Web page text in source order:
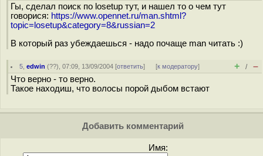
Гы, сделал поиск по losetup тут, и нашел то о чем тут
говорися: https://www.opennet.ru/man.shtml?
topic=losetup&category=8&russian=2
В который раз убеждаешься - надо почаще man читать :)
5 ,edwin (??), 07:09, 13/09/2004 [ответить] [к модератору] + / –
Что верно - то верно.
Такое находиш, что волосы порой дыбом встают
Добавить комментарий
Имя: